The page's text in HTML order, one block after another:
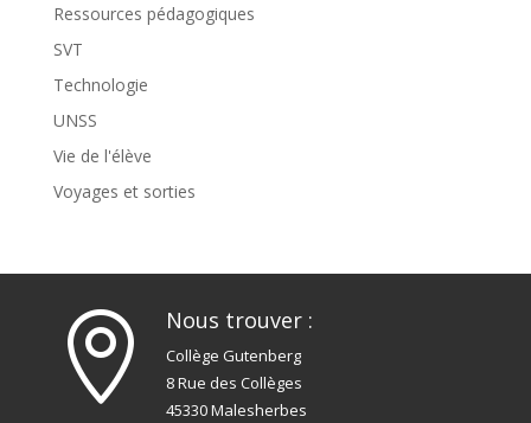
Ressources pédagogiques
SVT
Technologie
UNSS
Vie de l'élève
Voyages et sorties
 Nous trouver :
Collège Gutenberg
8 Rue des Collèges
45330 Malesherbes